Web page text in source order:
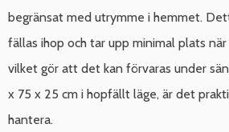
begränsat med utrymme i hemmet.
fällas ihop och tar upp minimal plats
vilket gör att det kan förvaras under
x 75 x 25 cm i hopfällt läge, är det
hantera.